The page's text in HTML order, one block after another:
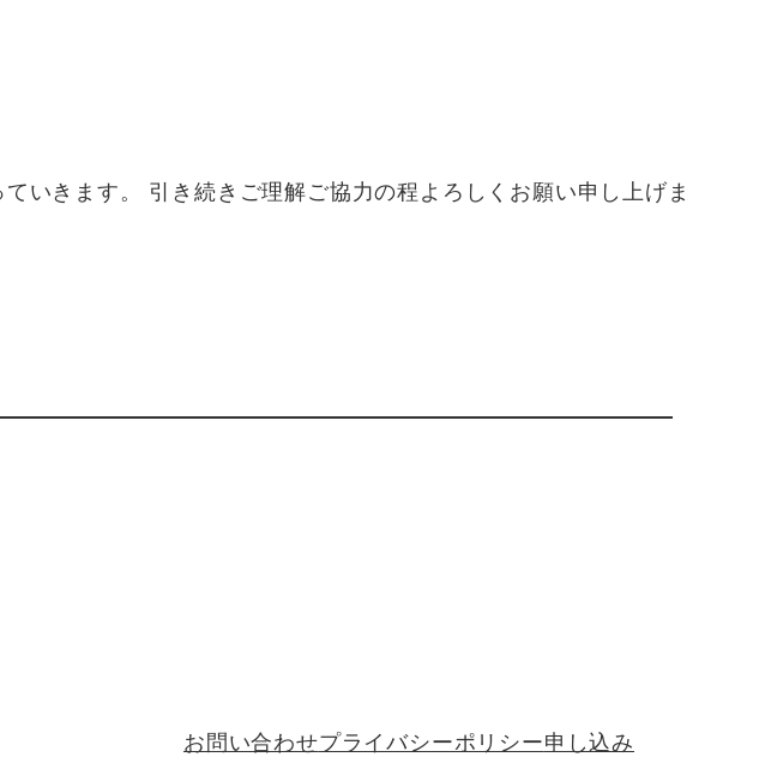
いきます。 引き続きご理解ご協力の程よろしくお願い申し上げま
お問い合わせプライバシーポリシー申し込み